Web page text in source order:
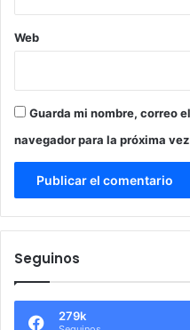
Web
Guarda mi nombre, correo
navegador para la próxima
Seguinos
279k